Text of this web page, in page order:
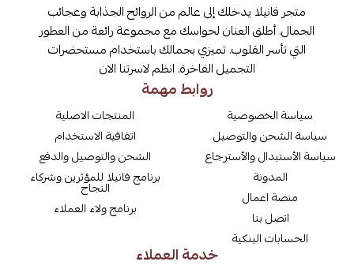
متجر فانيلا يدخلك إلى عالم من الروائح الجذابة وعجائب
الجمال. أطلق العنان لحواسك مع مجموعة رائعة من العطور
التي تأسر القلوب. تميزي بجمالك باستخدام مستحضرات
التجميل الفاخرة. انظم لاسرتنا الان
روابط مهمة
سياسة الخصوصية
سياسة الشحن والتوصيل
سياسة الأستبدال والأسترجاع
المدونة
منصة اعمال
اتصل بنا
الحسابات البنكية
المنتجات الاصلية
اتفاقية الاستخدام
الشحن والتوصيل والدفع
برنامج فانيلا للمؤثرين وشركاء
النجاح
برنامج ولاء العملاء
خدمة العملاء